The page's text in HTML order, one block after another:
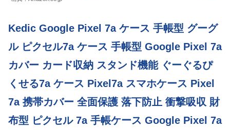
Kedic Google Pixel 7a ケース 手帳型 グーグ
ル ピクセル7a ケース 手帳型 Google Pixel 7a
カバー カード収納 スタンド機能 ぐーぐるぴ
くせる7a ケース Pixel7a スマホケース Pixel
7a 携帯カバー 全面保護 落下防止 衝撃吸収 財
布型 ピクセル 7a 手帳ケース Google Pixel 7a